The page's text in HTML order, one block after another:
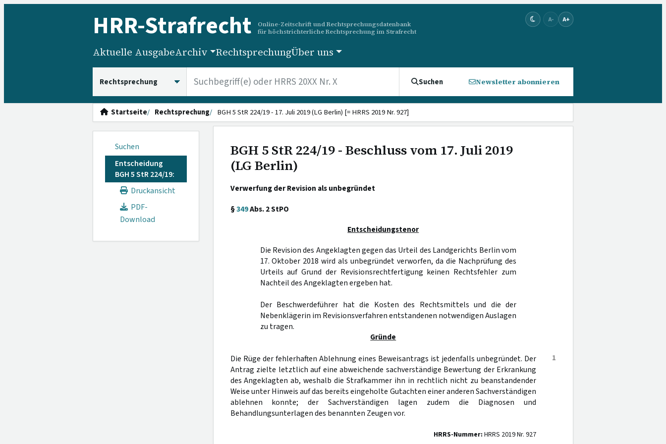
HRR-Strafrecht
Online-Zeitschrift und Rechtsprechungsdatenbank
für höchstrichterliche Rechtsprechung im Strafrecht
A- A+
Aktuelle AusgabeArchiv RechtsprechungÜber uns
Suchen Newsletter abonnieren
Startseite Rechtsprechung BGH 5 StR 224/19 - 17. Juli 2019 (LG Berlin) [= HRRS 2019 Nr. 927]
Suchen
Entscheidung
BGH 5 StR 224/19:
Druckansicht
PDF-
Download
BGH 5 StR 224/19 - Beschluss vom 17. Juli 2019
(LG Berlin)
Verwerfung der Revision als unbegründet
§349Abs. 2 StPO
Entscheidungstenor
Die Revision des Angeklagten gegen das Urteil des Landgerichts Berlin vom
17. Oktober 2018 wird als unbegründet verworfen, da die Nachprüfung des
Urteils auf Grund der Revisionsrechtfertigung keinen Rechtsfehler zum
Nachteil des Angeklagten ergeben hat.
Der Beschwerdeführer hat die Kosten des Rechtsmittels und die der
Nebenklägerin im Revisionsverfahren entstandenen notwendigen Auslagen
zu tragen.
Gründe
1
Die Rüge der fehlerhaften Ablehnung eines Beweisantrags ist jedenfalls unbegründet. Der
Antrag zielte letztlich auf eine abweichende sachverständige Bewertung der Erkrankung
des Angeklagten ab, weshalb die Strafkammer ihn in rechtlich nicht zu beanstandender
Weise unter Hinweis auf das bereits eingeholte Gutachten einer anderen Sachverständigen
ablehnen konnte; der Sachverständigen lagen zudem die Diagnosen und
Behandlungsunterlagen des benannten Zeugen vor.
HRRS-Nummer: HRRS 2019 Nr. 927